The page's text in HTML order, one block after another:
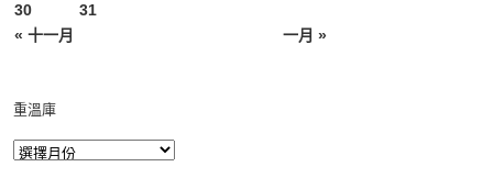
« 十一月 一月 »
30 31
重溫庫